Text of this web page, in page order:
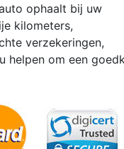
ophaalt bij uw
kilometers,
verzekeringen,
helpen om een